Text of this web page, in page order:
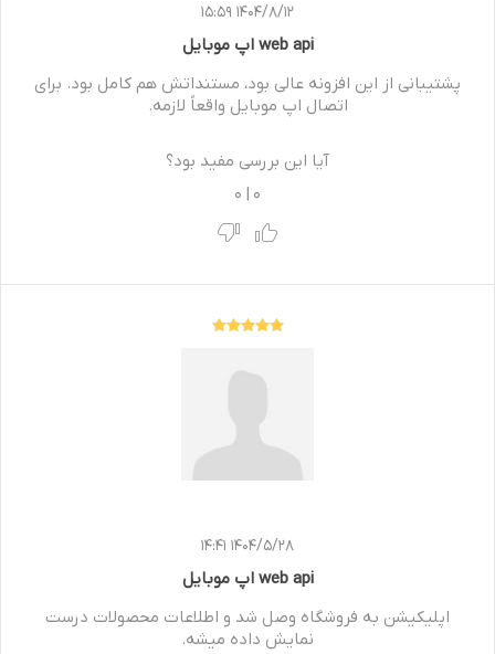
1404/8/12 15:59
web api اپ موبایل
پشتیبانی از این افزونه عالی بود، مستنداتش هم کامل بود. برای
اتصال اپ موبایل واقعاً لازمه.
آیا این بررسی مفید بود؟
0
|
0
1404/5/28 14:41
web api اپ موبایل
اپلیکیشن به فروشگاه وصل شد و اطلاعات محصولات درست
نمایش داده میشه.